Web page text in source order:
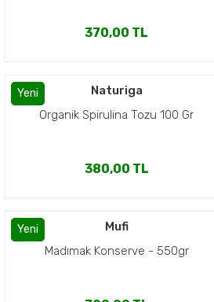
370,00 TL
Yeni
Naturiga
Organik Spirulina Tozu 100 Gr
380,00 TL
Yeni
Mufi
Madımak Konserve - 550gr